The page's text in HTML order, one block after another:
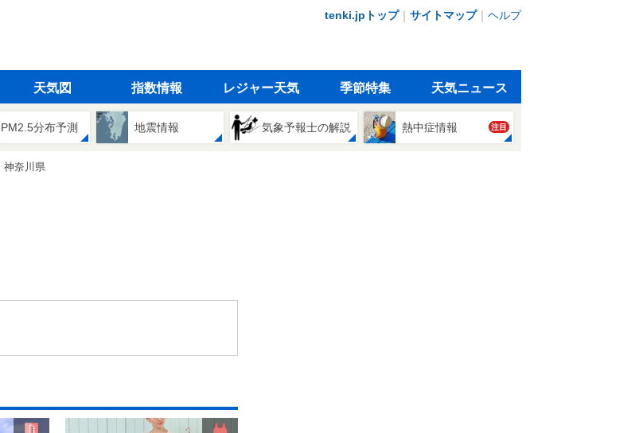
tenki.jpトップ｜ サイトマップ｜ ヘルプ
天気図 指数情報 レジャー天気 季節特集 天気ニュース
PM2.5分布予測 地震情報 気象予報士の解説 熱中症情報 注目
神奈川県